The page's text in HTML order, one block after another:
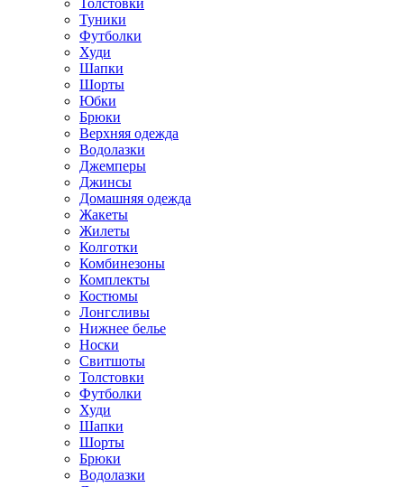
Туники
Футболки
Худи
Шапки
Шорты
Юбки
Брюки
Верхняя одежда
Водолазки
Джемперы
Джинсы
Домашняя одежда
Жакеты
Жилеты
Колготки
Комбинезоны
Комплекты
Костюмы
Лонгсливы
Нижнее белье
Носки
Свитшоты
Толстовки
Футболки
Худи
Шапки
Шорты
Брюки
Водолазки